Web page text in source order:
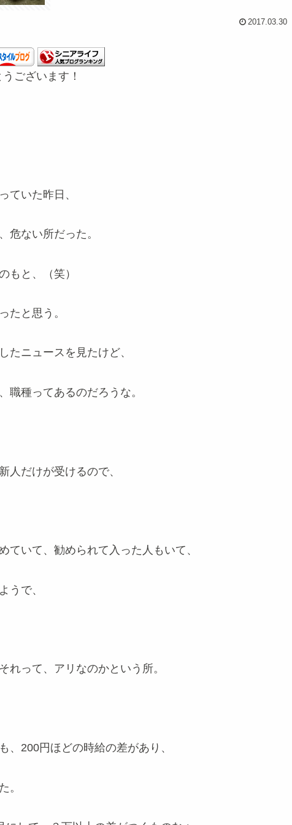
2017.03.30
ございます！
ていた昨日、
危ない所だった。
もと、（笑）
たと思う。
たニュースを見たけど、
職種ってあるのだろうな。
人だけが受けるので、
ていて、勧められて入った人もいて、
うで、
れって、アリなのかという所。
、200円ほどの時給の差があり、
。